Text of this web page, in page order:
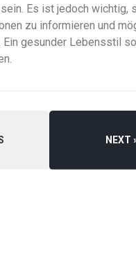
Es ist jedoch wichtig,
zu informieren und
Ein gesunder Lebensstil
NEXT